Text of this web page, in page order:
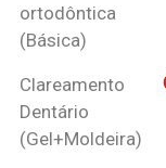
ortodôntica
(Básica)
Clareamento
Dentário
(Gel+Moldeira)